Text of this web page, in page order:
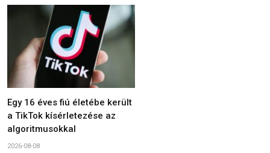
Egy 16 éves fiú életébe került
a TikTok kísérletezése az
algoritmusokkal
2026-08-08